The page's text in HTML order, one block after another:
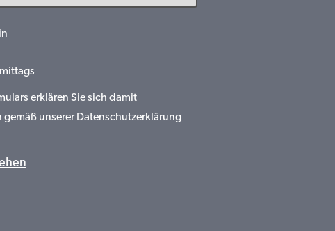
erklären Sie sich damit
unserer Datenschutzerklärung